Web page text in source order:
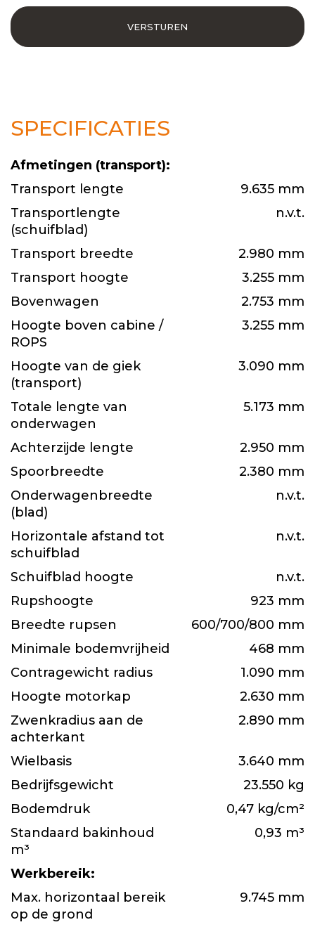
SPECIFICATIES
Afmetingen (transport):
Transport lengte
9.635 mm
Transportlengte
(schuifblad)
n.v.t.
Transport breedte
2.980 mm
Transport hoogte
3.255 mm
Bovenwagen
2.753 mm
Hoogte boven cabine /
ROPS
3.255 mm
Hoogte van de giek
(transport)
3.090 mm
Totale lengte van
onderwagen
5.173 mm
Achterzijde lengte
2.950 mm
Spoorbreedte
2.380 mm
Onderwagenbreedte
(blad)
n.v.t.
Horizontale afstand tot
schuifblad
n.v.t.
Schuifblad hoogte
n.v.t.
Rupshoogte
923 mm
Breedte rupsen
600/700/800 mm
Minimale bodemvrijheid
468 mm
Contragewicht radius
1.090 mm
Hoogte motorkap
2.630 mm
Zwenkradius aan de
achterkant
2.890 mm
Wielbasis
3.640 mm
Bedrijfsgewicht
23.550 kg
Bodemdruk
0,47 kg/cm²
Standaard bakinhoud
m³
0,93 m³
Werkbereik:
Max. horizontaal bereik
op de grond
9.745 mm